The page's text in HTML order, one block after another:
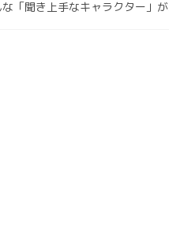
な「聞き上手なキャラクター」